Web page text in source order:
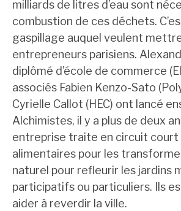
milliards de litres d’eau sont
combustion de ces déchets.
gaspillage auquel veulent
entrepreneurs parisiens.
diplômé d’école de commerce
associés Fabien Kenzo-Sato
Cyrielle Callot (HEC) ont lancé
Alchimistes, il y a plus de deux
entreprise traite en circuit court
alimentaires pour les
naturel pour refleurir les jardins
participatifs ou particuliers. Ils
aider à reverdir la ville.